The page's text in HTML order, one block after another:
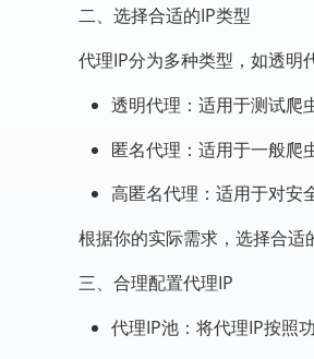
二、选择合适的IP类型
代理IP分为多种类型，如透明
透明代理：适用于测试爬
匿名代理：适用于一般爬
高匿名代理：适用于对安
根据你的实际需求，选择合适
三、合理配置代理IP
代理IP池：将代理IP按照